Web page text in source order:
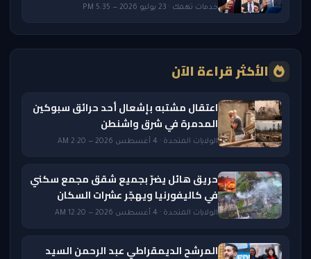
خدمات تهمك · 23 يوليو 2026 — 5:35 PM
الأكثر قراءة الآن
اعتقال مشتبه بإشعال أحد حرائق سبوكين
المدمرة في شرق واشنطن
الولايات المتحدة · 4 أغسطس 2026 — 2:20 AM
حريق هائل يضرّ بجميع شقق مجمع سكني
في كاليفورنيا ويهجّر عشرات السكان
الولايات المتحدة · 4 أغسطس 2026 — 12:20 AM
المرشح الديمقراطي عبد الرحمن السيد